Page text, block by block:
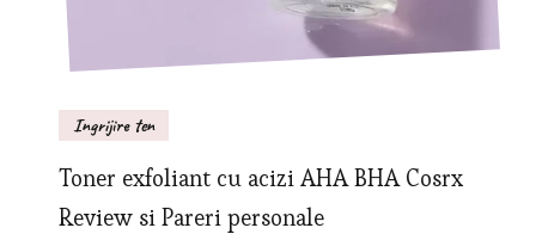
Ingrijire ten
Toner exfoliant cu acizi AHA BHA Cosrx
Review si Pareri personale